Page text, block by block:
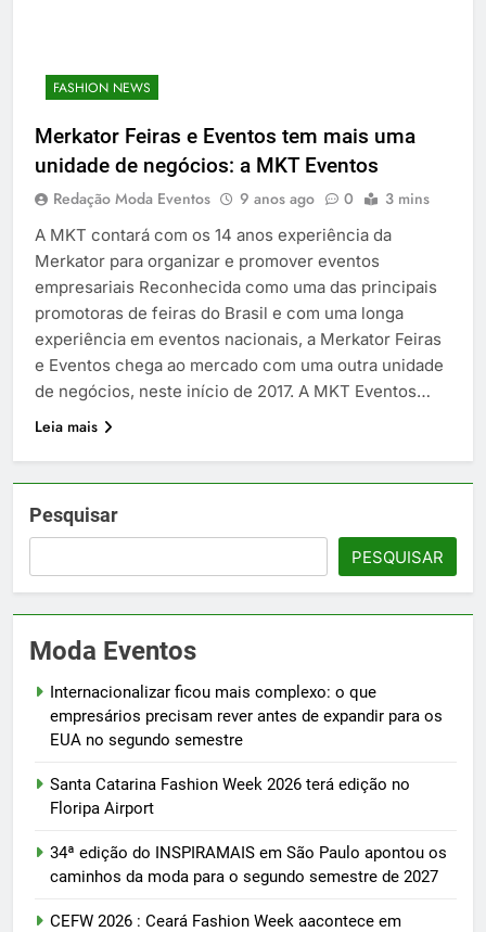
FASHION NEWS
Merkator Feiras e Eventos tem mais uma
unidade de negócios: a MKT Eventos
Redação Moda Eventos 9 anos ago 0 3 mins
A MKT contará com os 14 anos experiência da
Merkator para organizar e promover eventos
empresariais Reconhecida como uma das principais
promotoras de feiras do Brasil e com uma longa
experiência em eventos nacionais, a Merkator Feiras
e Eventos chega ao mercado com uma outra unidade
de negócios, neste início de 2017. A MKT Eventos…
Leia mais
Pesquisar
PESQUISAR
Moda Eventos
Internacionalizar ficou mais complexo: o que
empresários precisam rever antes de expandir para os
EUA no segundo semestre
Santa Catarina Fashion Week 2026 terá edição no
Floripa Airport
34ª edição do INSPIRAMAIS em São Paulo apontou os
caminhos da moda para o segundo semestre de 2027
CEFW 2026 : Ceará Fashion Week aacontece em